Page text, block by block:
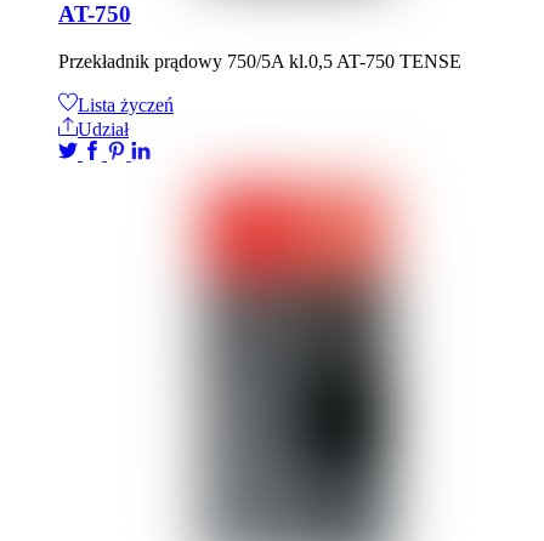
AT-750
Przekładnik prądowy 750/5A kl.0,5 AT-750 TENSE
Lista życzeń
Udział